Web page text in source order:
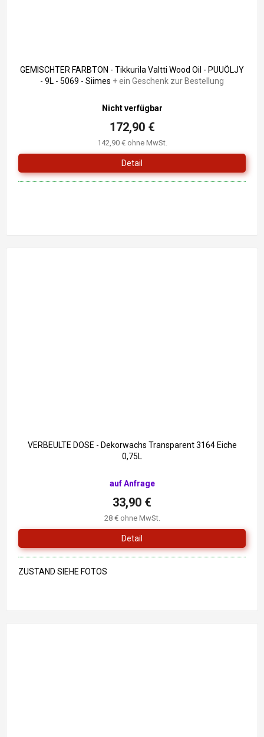
GEMISCHTER FARBTON - Tikkurila Valtti Wood Oil - PUUÖLJY
- 9L - 5069 - Siimes + ein Geschenk zur Bestellung
Nicht verfügbar
142,90 € ohne MwSt.
172,90 €
Detail
VERBEULTE DOSE - Dekorwachs Transparent 3164 Eiche
0,75L
auf Anfrage
28 € ohne MwSt.
33,90 €
Detail
ZUSTAND SIEHE FOTOS